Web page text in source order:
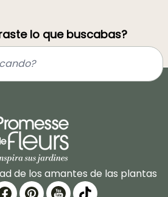
lo que buscabas?
de los amantes de las plantas